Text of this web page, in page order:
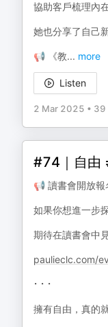
協助客戶梳理內
她也分享了自己
📢 《教... more
Listen
2 Mar 2025 • 39
#74｜自由
📢 讀書會開放
如果你想進一步
期待在讀書會中
paulieclc.com/
⠂⠂⠂
擁有自由，真的